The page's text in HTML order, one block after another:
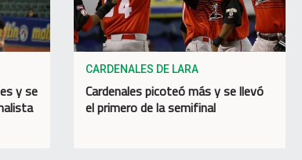
y se
CARDENALES DE LARA
Cardenales picoteó más y se llevó
el primero de la semifinal